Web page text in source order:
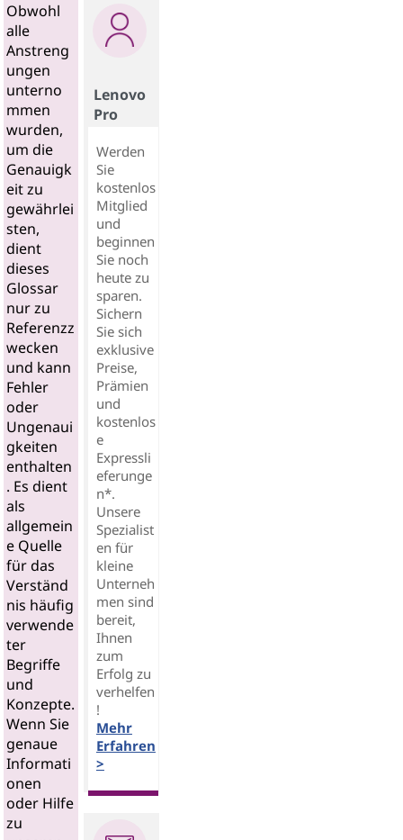
Obwohl
alle
Anstreng
ungen
unterno
mmen
wurden,
um die
Genauigk
eit zu
gewährlei
sten,
dient
dieses
Glossar
nur zu
Referenzz
wecken
und kann
Fehler
oder
Ungenaui
gkeiten
enthalten
. Es dient
als
allgemein
e Quelle
für das
Verständ
nis häufig
verwende
ter
Begriffe
und
Konzepte.
Wenn Sie
genaue
Informati
onen
oder Hilfe
zu
Lenovo
Pro
Werden
Sie
kostenlos
Mitglied
und
beginnen
Sie noch
heute zu
sparen.
Sichern
Sie sich
exklusive
Preise,
Prämien
und
kostenlos
e
Expressli
eferunge
n*.
Unsere
Spezialist
en für
kleine
Unterneh
men sind
bereit,
Ihnen
zum
Erfolg zu
verhelfen
!
Mehr
Erfahren
>